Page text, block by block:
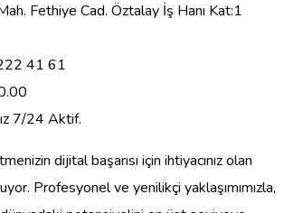
Fethiye Cad. Öztalay İş Hanı Kat:1
41 61
7/24 Aktif.
dijital başarısı için ihtiyacınız olan
Profesyonel ve yenilikçi yaklaşımımızla,